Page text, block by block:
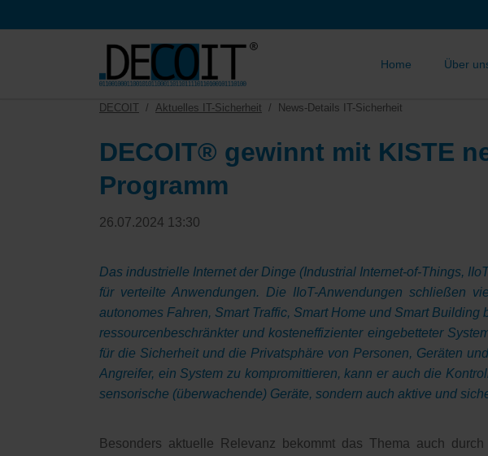
Home Über
DECOIT Aktuelles IT-Sicherheit News-Details IT-Sicherheit
DECOIT® gewinnt mit KISTE
Programm
26.07.2024 13:30
Das industrielle Internet der Dinge (Industrial Internet-of-Things,
für verteilte Anwendungen. Die IIoT-Anwendungen schließen
autonomes Fahren, Smart Traffic, Smart Home und Smart
ressourcenbeschränkter und kosteneffizienter eingebetteter
für die Sicherheit und die Privatsphäre von Personen, Geräten
Angreifer, ein System zu kompromittieren, kann er auch die
sensorische (überwachende) Geräte, sondern auch aktive und
Besonders aktuelle Relevanz bekommt das Thema auch